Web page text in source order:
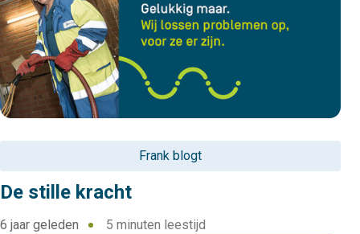
Frank blogt
De stille kracht
6 jaar geleden 5 minuten leestijd